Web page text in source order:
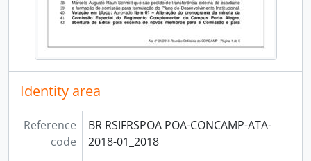
Identity area
Reference
code
BR RSIFRSPOA POA-CONCAMP-ATA-
2018-01_2018